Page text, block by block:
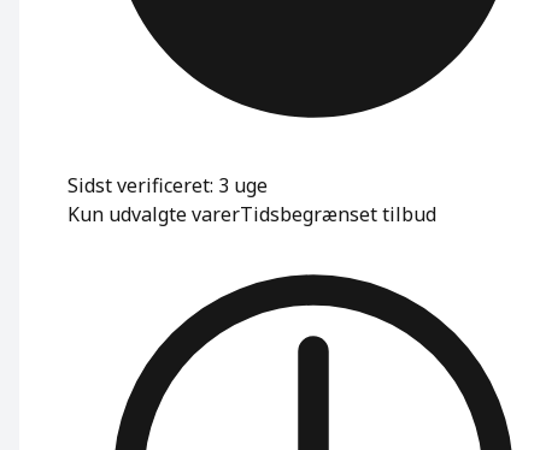
Sidst verificeret: 3 uge
Kun udvalgte varerTidsbegrænset tilbud